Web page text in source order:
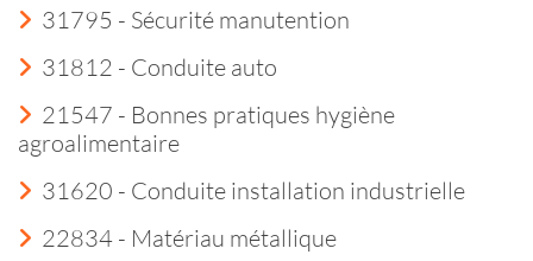
31795 - Sécurité manutention
31812 - Conduite auto
21547 - Bonnes pratiques hygiène
agroalimentaire
31620 - Conduite installation industrielle
22834 - Matériau métallique